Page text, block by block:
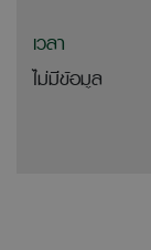
เวลา
ไม่มีข้อมูล